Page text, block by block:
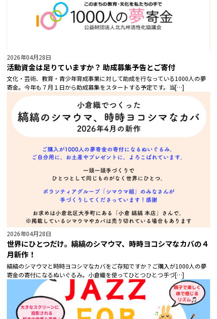
2026年04月28日
活動資金は足りていますか？ 助成募集予告とご寄付
文化・芸術、教育・青少年育成事業に対して助成を行なっている1000人の夢
寄金。今年も７月１日から助成募集をスタートする予定です。当[…]
2026年04月28日
世界にひとつだけ。縞縞のシマウマ、時時ヨコシマなカバの４
月新作！
縞縞のシマウマと時時ヨコシマなカバをご存知ですか？ご購入が1000人の夢
寄金の寄付になるぬいぐるみ。小倉織を使ってひとつひとつ手づ[…]